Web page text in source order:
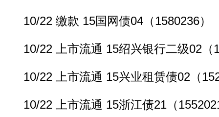
10/22 缴款 15国网债04（1580236）
10/22 上市流通 15绍兴银行二级02（
10/22 上市流通 15兴业租赁债02（
10/22 上市流通 15浙江债21（